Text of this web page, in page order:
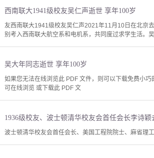
西南联大1941级校友吴仁声逝世 享年100岁
友西南联大1941级校友吴仁声2021年11月10日在北京
别考入西南联大航空系和电机系，共同度过求学生活。
吴大年同志逝世 享年100岁
如果您无法在线浏览此 PDF 文件，则可以下载免费小
可在线浏览 或下载此 PDF 文
1936级校友、波士顿清华校友会首任会长李诗颖
波士顿清华校友会首任会长、美国工程院院士、麻省理